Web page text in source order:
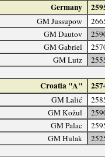
Germany
GM Jussupow
GM Dautov
GM Gabriel
GM Lutz
Croatia "A"
GM Lalić
GM Kožul
GM Palac
GM Hulak